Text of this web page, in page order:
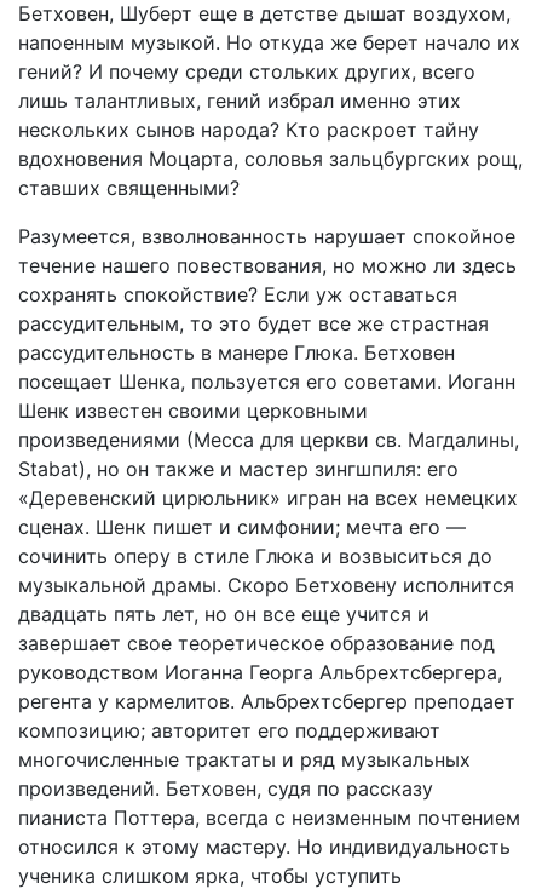
Бетховен, Шуберт еще в детстве дышат воздухом,
напоенным музыкой. Но откуда же берет начало их
гений? И почему среди стольких других, всего
лишь талантливых, гений избрал именно этих
нескольких сынов народа? Кто раскроет тайну
вдохновения Моцарта, соловья зальцбургских рощ,
ставших священными?
Разумеется, взволнованность нарушает спокойное
течение нашего повествования, но можно ли здесь
сохранять спокойствие? Если уж оставаться
рассудительным, то это будет все же страстная
рассудительность в манере Глюка. Бетховен
посещает Шенка, пользуется его советами. Иоганн
Шенк известен своими церковными
произведениями (Месса для церкви св. Магдалины,
Stabat), но он также и мастер зингшпиля: его
«Деревенский цирюльник» игран на всех немецких
сценах. Шенк пишет и симфонии; мечта его —
сочинить оперу в стиле Глюка и возвыситься до
музыкальной драмы. Скоро Бетховену исполнится
двадцать пять лет, но он все еще учится и
завершает свое теоретическое образование под
руководством Иоганна Георга Альбрехтсбергера,
регента у кармелитов. Альбрехтсбергер преподает
композицию; авторитет его поддерживают
многочисленные трактаты и ряд музыкальных
произведений. Бетховен, судя по рассказу
пианиста Поттера, всегда с неизменным почтением
относился к этому мастеру. Но индивидуальность
ученика слишком ярка, чтобы уступить